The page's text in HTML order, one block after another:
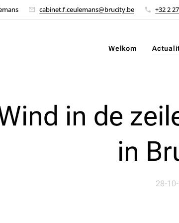
cabinet.f.ceulemans@brucity.be +32 2
Welkom
in de
in
28-